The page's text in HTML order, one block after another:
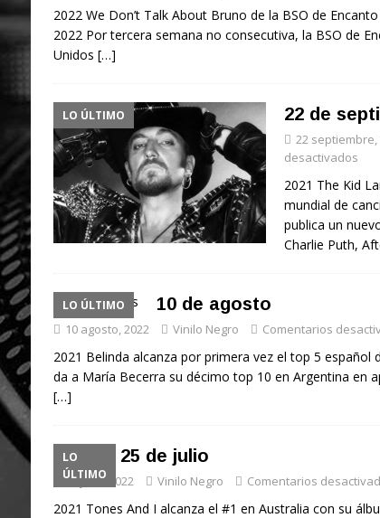
2022 We Don’t Talk About Bruno de la BSO de
2022 Por tercera semana no consecutiva, la BSO de
Unidos […]
LO ÚLTIMO 22 de
22 septiembre,
desactivados
2021 The Kid
mundial de
publica un
Charlie Puth,
LO ÚLTIMO 10 de agosto
10 agosto, 2022 Vinilo Negro Comentarios
2021 Belinda alcanza por primera vez el top 5 español
da a María Becerra su décimo top 10 en Argentina en
[…]
LO
ÚLTIMO
25 de julio
25 julio, 2022 Vinilo Negro Comentarios
2021 Tones And I alcanza el #1 en Australia con su